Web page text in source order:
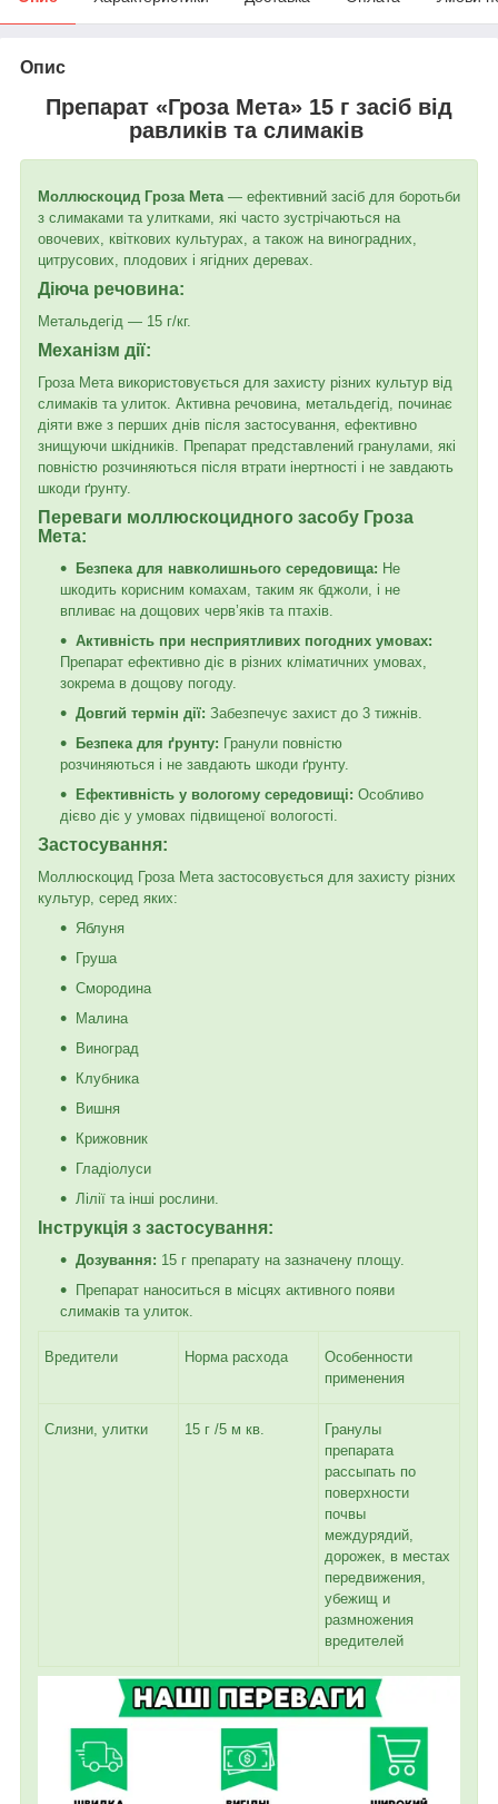
Опис
Препарат «Гроза Мета» 15 г засіб від
равликів та слимаків
Моллюскоцид Гроза Мета— ефективний засіб для боротьби
з слимаками та улитками, які часто зустрічаються на
овочевих, квіткових культурах, а також на виноградних,
цитрусових, плодових і ягідних деревах.
Діюча речовина:
Метальдегід — 15 г/кг.
Механізм дії:
Гроза Мета використовується для захисту різних культур від
слимаків та улиток. Активна речовина, метальдегід, починає
діяти вже з перших днів після застосування, ефективно
знищуючи шкідників. Препарат представлений гранулами, які
повністю розчиняються після втрати інертності і не завдають
шкоди ґрунту.
Переваги моллюскоцидного засобу Гроза
Мета:
Безпека для навколишнього середовища: Не
шкодить корисним комахам, таким як бджоли, і не
впливає на дощових черв’яків та птахів.
Активність при несприятливих погодних умовах:
Препарат ефективно діє в різних кліматичних умовах,
зокрема в дощову погоду.
Довгий термін дії: Забезпечує захист до 3 тижнів.
Безпека для ґрунту: Гранули повністю
розчиняються і не завдають шкоди ґрунту.
Ефективність у вологому середовищі: Особливо
дієво діє у умовах підвищеної вологості.
Застосування:
Моллюскоцид Гроза Мета застосовується для захисту різних
культур, серед яких:
Яблуня
Груша
Смородина
Малина
Виноград
Клубника
Вишня
Крижовник
Гладіолуси
Лілії та інші рослини.
Інструкція з застосування:
Дозування: 15 г препарату на зазначену площу.
Препарат наноситься в місцях активного появи
слимаків та улиток.
Вредители Норма расхода
Особенности
применения
Слизни, улитки 15 г /5 м кв.
Гранулы
препарата
рассыпать по
поверхности
почвы
междурядий,
дорожек, в местах
передвижения,
убежищ и
размножения
вредителей